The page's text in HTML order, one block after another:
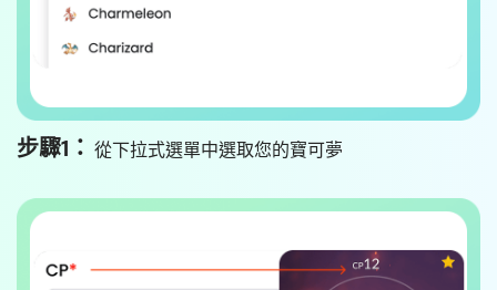
步驟1： 從下拉式選單中選取您的寶可夢